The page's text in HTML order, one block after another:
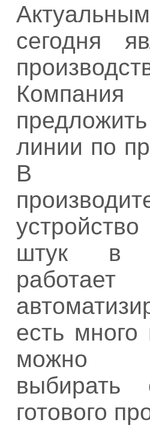
сегодня
Компания
линии по
В
штук в
есть много
можно
готового